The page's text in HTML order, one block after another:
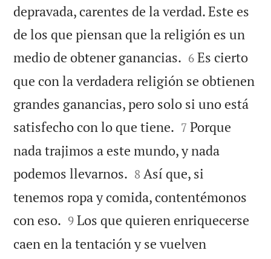
depravada, carentes de la verdad. Este es
de los que piensan que la religión es un
medio de obtener ganancias. 

6 Es cierto
que con la verdadera religión se obtienen
grandes ganancias, pero solo si uno está
satisfecho con lo que tiene. 

7 Porque
nada trajimos a este mundo, y nada
podemos llevarnos. 

8 Así que, si
tenemos ropa y comida, contentémonos
con eso. 

9 Los que quieren enriquecerse
caen en la tentación y se vuelven